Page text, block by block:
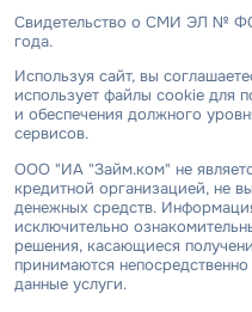
Свидетельство о СМИ ЭЛ № ФС
года.
Используя сайт, вы
использует файлы cookie для
и обеспечения должного
сервисов.
ООО "ИА "Займ.ком" не
кредитной организацией, не
денежных средств.
исключительно
решения, касающиеся
принимаются
данные услуги.